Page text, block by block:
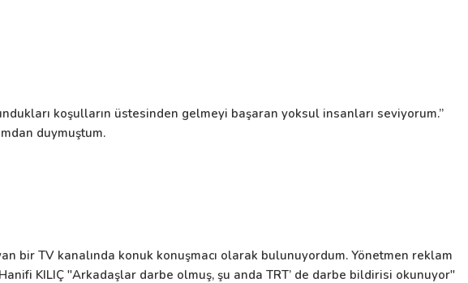
koşulların üstesinden gelmeyi başaran yoksul insanları seviyorum.”
duymuştum.
bir TV kanalında konuk konuşmacı olarak bulunuyordum. Yönetmen reklam
KILIÇ "Arkadaşlar darbe olmuş, şu anda TRT’ de darbe bildirisi okunuyor"